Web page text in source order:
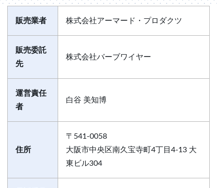
販売業者 株式会社アーマード・プロダクツ
販売委託
先
株式会社バーブワイヤー
運営責任
者
白谷 美知博
住所
〒541-0058
大阪市中央区南久宝寺町4丁目4-13 大
東ビル304